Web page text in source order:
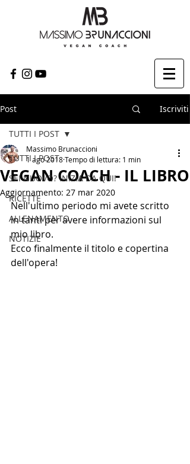
Post Iscriviti
TUTTI I POST
SEI NUOVO? INIZIA DA QUI!
RICETTE
ALLENAMENTO
NOTIZIE
TUTTI I POST
VEGAN COACH - IL LIBRO
Massimo Brunaccioni
1 ago 2018Tempo di lettura: 1 min
Aggiornamento: 27 mar 2020
Nell'ultimo periodo mi avete scritto
in tanti per avere informazioni sul
mio libro.
Ecco finalmente il titolo e copertina
dell'opera!